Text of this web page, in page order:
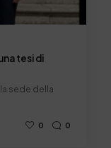
tesi di
sede della
0 0